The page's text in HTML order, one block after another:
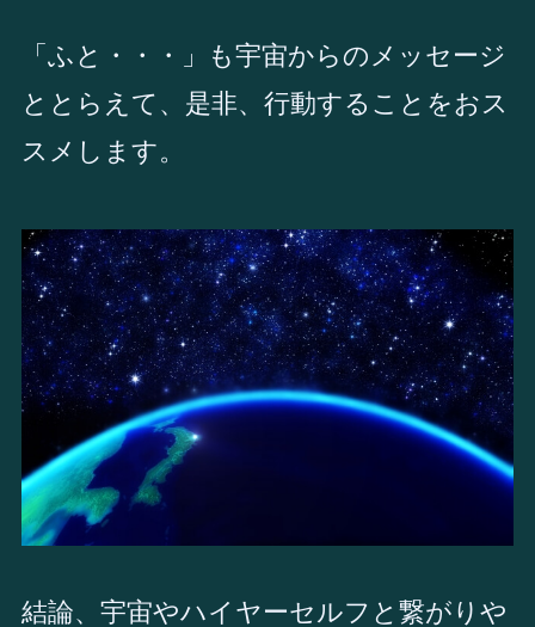
「ふと・・・」も宇宙からのメッセージ
ととらえて、是非、行動することをおス
スメします。
結論、宇宙やハイヤーセルフと繋がりや